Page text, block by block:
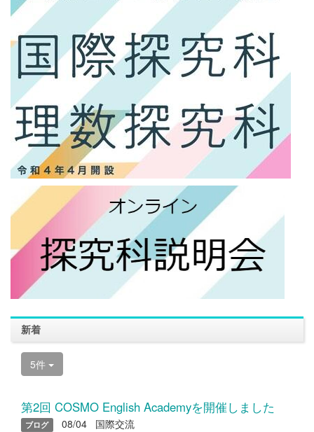
新着
5件
第2回 COSMO English Academyを開催しました
ブログ 08/04 国際交流